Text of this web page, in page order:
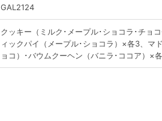
GAL2124
クッキー（ミルク･メープル･ショコラ･チョ
ィックパイ（メープル･ショコラ）×各3、マ
ョコ）･バウムクーヘン（バニラ･ココア）×